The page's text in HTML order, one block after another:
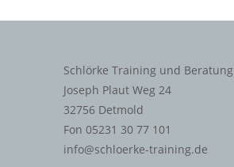
Schlörke Training und Beratung
Joseph Plaut Weg 24
32756 Detmold
Fon 05231 30 77 101
info@schloerke-training.de